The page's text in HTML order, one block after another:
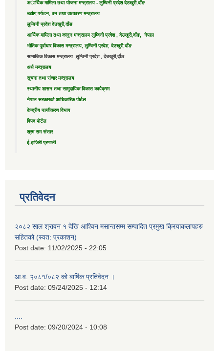
अार्थिक मामिला तथा योजना मन्त्रालय - लुम्विनी प्रदेश देउखुरी,दाँङ
उद्याेग,पर्यटन, वन तथा वातावरण मन्त्रालय
लुम्विनी प्रदेश देउखुरी,दाँङ
आर्थिक मामिला तथा कानुन मन्त्रालय लुम्विनी प्रदेश , देउखुरी,दाँङ, नेपाल
भौतिक पूर्वाधार विकास मन्त्रालय, लुम्विनी प्रदेश, देउखुरी,दाँङ
सामाजिक विकास मन्त्रालय ,लुम्विनी प्रदेश , देउखुरी,दाँङ
अर्थ मन्त्रालय
सूचना तथा संचार मन्त्रालय
स्थानीय शासन तथा सामुदायिक विकास कार्यक्रम
नेपाल सरकारको आधिकारिक पोर्टल
केन्द्रीय पञ्जीकरण विभाग
विपद पोर्टल
श्रम सम संसार
ई-हाजिरी प्रणाली
प्रतिवेदन
२०८२ साल श्रावन १ देखि आश्विन मसान्तसम्म सम्पादित प्रमुख क्रियाकलापहरु
सहितको (स्वत: प्रकाशन)
Post date: 11/02/2025 - 22:05
आ.व. २०८१/०८२ को बार्षिक प्रतिवेदन ।
Post date: 09/24/2025 - 12:14
....
Post date: 09/20/2024 - 10:08